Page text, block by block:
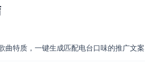
曲特质，一键生成匹配电台口味的推广文